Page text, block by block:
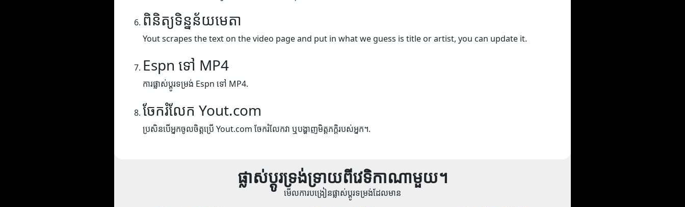
ពិនិត្យទិន្នន័យមេតា
Yout scrapes the text on the video page and put in what we guess is title or artist, you can update it.
Espn ទៅ MP4
ការផ្លាស់ប្តូរទម្រង់ Espn ទៅ MP4.
ចែករំលែក Yout.com
ប្រសិនបើអ្នកចូលចិត្តប្រើ Yout.com ចែករំលែកវា ឬបង្ហាញមិត្តភក្តិរបស់អ្នក។.
ផ្លាស់ប្តូរទ្រង់ទ្រាយពីវេទិកាណាមួយ។
មើលការបង្រៀនផ្លាស់ប្តូរទម្រង់ដែលមាន